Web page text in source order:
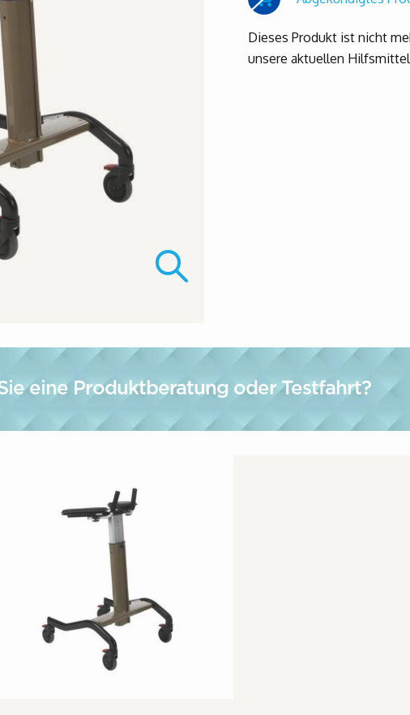
Dieses Produkt ist nicht
unsere aktuellen
eine Produktberatung oder Testfahrt?